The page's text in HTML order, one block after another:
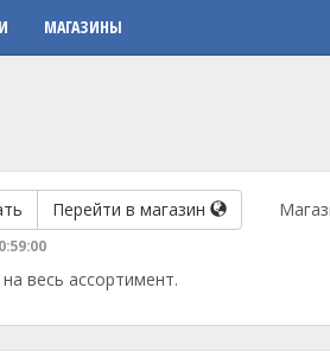
МАГАЗИНЫ
Перейти в магазин
весь ассортимент.